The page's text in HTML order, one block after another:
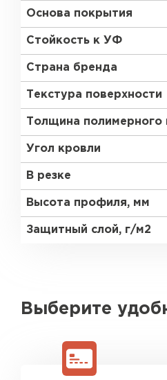
Основа покрытия
Стойкость к УФ
Страна бренда
Текстура поверхности
Толщина полимерного
Угол кровли
В резке
Высота профиля, мм
Защитный слой, г/м2
Выберите